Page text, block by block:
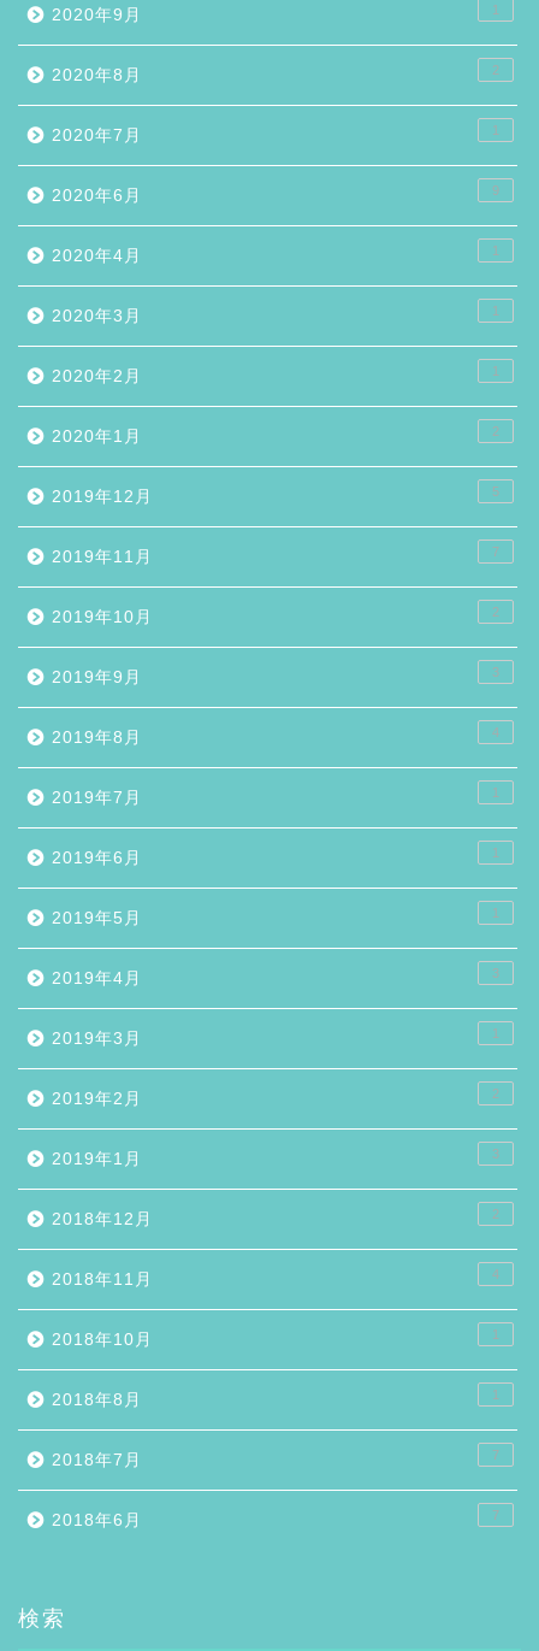
2020年9月 1
2020年8月 2
2020年7月 1
2020年6月 9
2020年4月 1
2020年3月 1
2020年2月 1
2020年1月 2
2019年12月 5
2019年11月 7
2019年10月 2
2019年9月 3
2019年8月 4
2019年7月 1
2019年6月 1
2019年5月 1
2019年4月 3
2019年3月 1
2019年2月 2
2019年1月 3
2018年12月 2
2018年11月 4
2018年10月 1
2018年8月 1
2018年7月 7
2018年6月 7
検索